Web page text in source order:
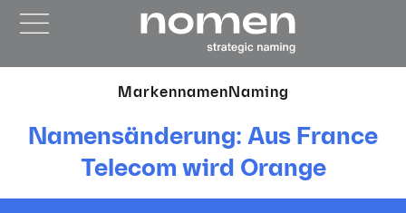
MarkennamenNaming
Namensänderung: Aus France
Telecom wird Orange